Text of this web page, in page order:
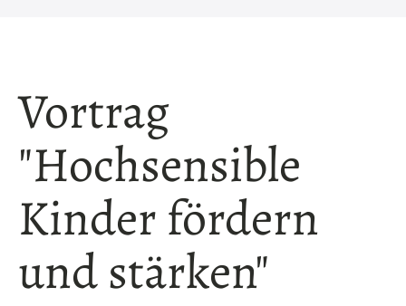
Vortrag
"Hochsensible
Kinder fördern
und stärken"